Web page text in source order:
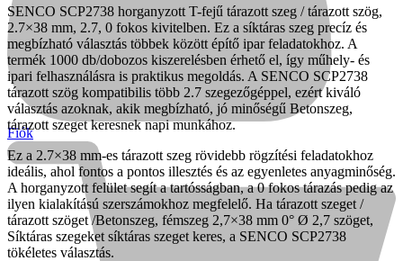
Kihlberg
Fiók
SENCO SCP2738 horganyzott T-fejű tárazott szeg / tárazott szög,
2.7×38 mm, 2.7, 0 fokos kivitelben. Ez a síktáras szeg precíz és
megbízható választás többek között építő ipar feladatokhoz. A
termék 1000 db/dobozos kiszerelésben érhető el, így műhely- és
ipari felhasználásra is praktikus megoldás. A SENCO SCP2738
tárazott szög kompatibilis több 2.7 szegezőgéppel, ezért kiváló
választás azoknak, akik megbízható, jó minőségű Betonszeg,
tárazott szeget keresnek napi munkához.
Ez a 2.7×38 mm-es tárazott szeg rövidebb rögzítési feladatokhoz
ideális, ahol fontos a pontos illesztés és az egyenletes anyagminőség.
A horganyzott felület segít a tartósságban, a 0 fokos tárazás pedig az
ilyen kialakítású szerszámokhoz megfelelő. Ha tárazott szeget /
tárazott szöget /Betonszeg, fémszeg 2,7×38 mm 0° Ø 2,7 szöget,
Síktáras szegeket síktáras szeget keres, a SENCO SCP2738
tökéletes választás.